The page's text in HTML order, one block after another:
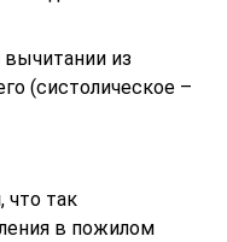
вычитании из
(систолическое –
что так
в пожилом